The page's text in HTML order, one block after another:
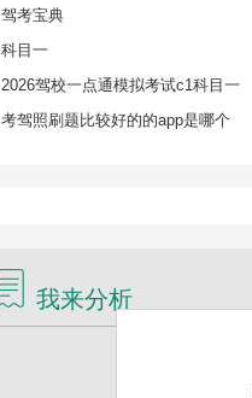
驾考宝典
科目一
2026驾校一点通模拟考试c1科目一
考驾照刷题比较好的的app是哪个
我来分析